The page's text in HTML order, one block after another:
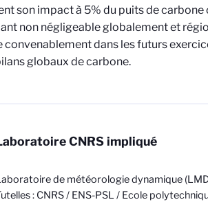
son impact à 5% du puits de
non négligeable globalement et
dans les futurs
globaux de carbone.
CNRS impliqué
de météorologie dynamique
: CNRS / ENS-PSL / Ecole